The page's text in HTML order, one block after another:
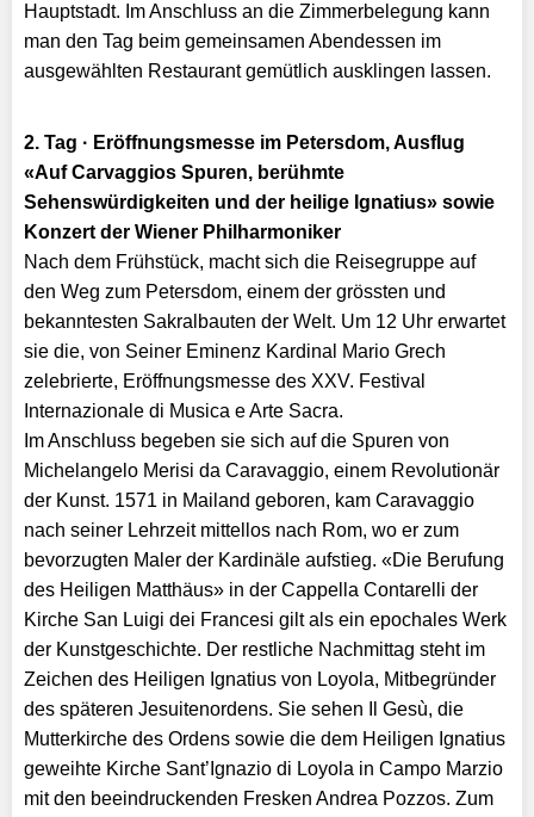
Hauptstadt. Im Anschluss an die Zimmerbelegung kann
man den Tag beim gemeinsamen Abendessen im
ausgewählten Restaurant gemütlich ausklingen lassen.
2. Tag · Eröffnungsmesse im Petersdom, Ausflug
«Auf Carvaggios Spuren, berühmte
Sehenswürdigkeiten und der heilige Ignatius» sowie
Konzert der Wiener Philharmoniker
Nach dem Frühstück, macht sich die Reisegruppe auf
den Weg zum Petersdom, einem der grössten und
bekanntesten Sakralbauten der Welt. Um 12 Uhr erwartet
sie die, von Seiner Eminenz Kardinal Mario Grech
zelebrierte, Eröffnungsmesse des XXV. Festival
Internazionale di Musica e Arte Sacra.
Im Anschluss begeben sie sich auf die Spuren von
Michelangelo Merisi da Caravaggio, einem Revolutionär
der Kunst. 1571 in Mailand geboren, kam Caravaggio
nach seiner Lehrzeit mittellos nach Rom, wo er zum
bevorzugten Maler der Kardinäle aufstieg. «Die Berufung
des Heiligen Matthäus» in der Cappella Contarelli der
Kirche San Luigi dei Francesi gilt als ein epochales Werk
der Kunstgeschichte. Der restliche Nachmittag steht im
Zeichen des Heiligen Ignatius von Loyola, Mitbegründer
des späteren Jesuitenordens. Sie sehen Il Gesù, die
Mutterkirche des Ordens sowie die dem Heiligen Ignatius
geweihte Kirche Sant’Ignazio di Loyola in Campo Marzio
mit den beeindruckenden Fresken Andrea Pozzos. Zum